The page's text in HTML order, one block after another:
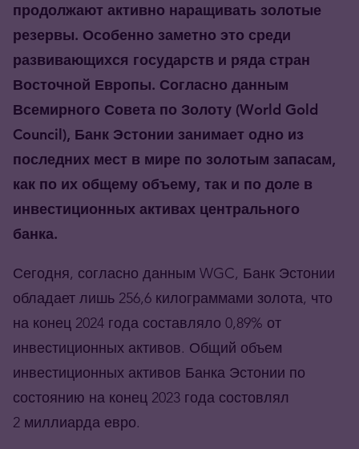
продолжают активно наращивать золотые
резервы. Особенно заметно это среди
развивающихся государств и ряда стран
Восточной Европы. Согласно данным
Всемирного Совета по Золоту (World Gold
Council), Банк Эстонии занимает одно из
последних мест в мире по золотым запасам,
как по их общему объему, так и по доле в
инвестиционных активах центрального
банка.
Сегодня, согласно данным WGC, Банк Эстонии
обладает лишь 256,6 килограммами золота, что
на конец 2024 года составляло 0,89% от
инвестиционных активов. Общий объем
инвестиционных активов Банка Эстонии по
состоянию на конец 2023 года состовлял
2 миллиарда евро.